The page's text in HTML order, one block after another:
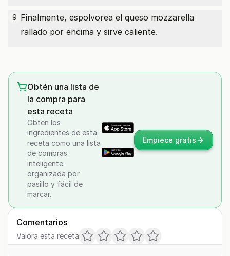
9 Finalmente, espolvorea el queso mozzarella
rallado por encima y sirve caliente.
Obtén una lista de
la compra para
esta receta
Obtén los
ingredientes de esta
receta como una lista
de compras
inteligente:
organizada por
pasillo y fácil de
marcar.
Empiece gratis
Comentarios
Valora esta receta